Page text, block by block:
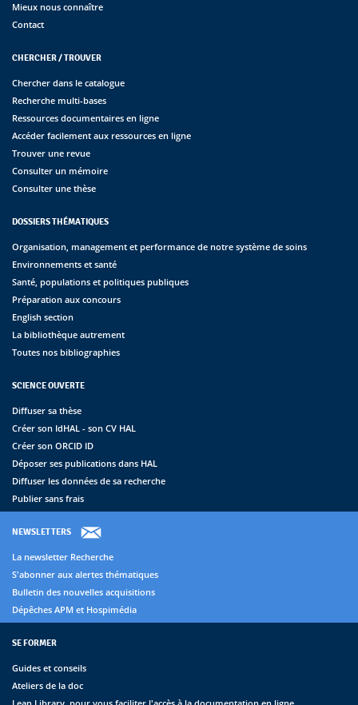
Mieux nous connaître
Contact
CHERCHER / TROUVER
Chercher dans le catalogue
Recherche multi-bases
Ressources documentaires en ligne
Accéder facilement aux ressources en ligne
Trouver une revue
Consulter un mémoire
Consulter une thèse
DOSSIERS THÉMATIQUES
Organisation, management et performance de notre système de soins
Environnements et santé
Santé, populations et politiques publiques
Préparation aux concours
English section
La bibliothèque autrement
Toutes nos bibliographies
SCIENCE OUVERTE
Diffuser sa thèse
Créer son IdHAL - son CV HAL
Créer son ORCID ID
Déposer ses publications dans HAL
Diffuser les données de sa recherche
Publier sans frais
NEWSLETTERS
La newsletter Recherche
S'abonner aux alertes thématiques
Bulletin des nouvelles acquisitions
Dépêches APM et Hospimédia
SE FORMER
Guides et conseils
Ateliers de la doc